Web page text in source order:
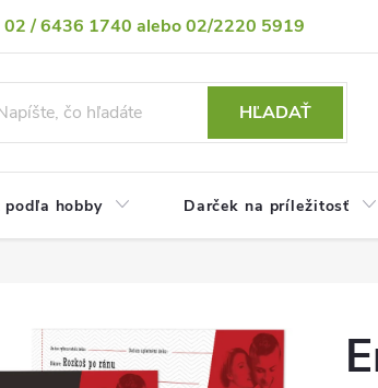
02 / 6436 1740 alebo 02/2220 5919
tovaru Podmienky ochrany osobných údajov
HĽADAŤ
podľa hobby Darček na príležitosť